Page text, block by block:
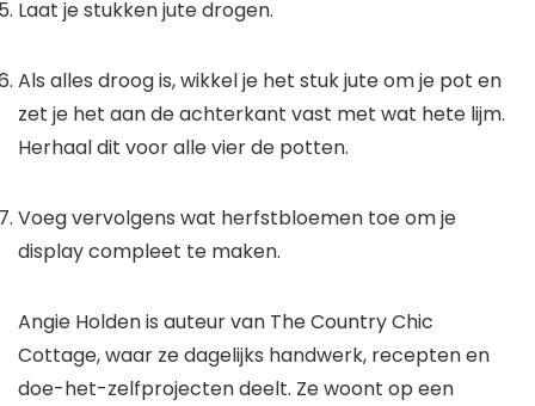
Laat je stukken jute drogen.
Als alles droog is, wikkel je het stuk jute om je pot en
zet je het aan de achterkant vast met wat hete lijm.
Herhaal dit voor alle vier de potten.
Voeg vervolgens wat herfstbloemen toe om je
display compleet te maken.
Angie Holden is auteur van The Country Chic
Cottage, waar ze dagelijks handwerk, recepten en
doe-het-zelfprojecten deelt. Ze woont op een